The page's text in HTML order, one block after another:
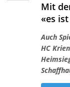
Mit
«es
Auch
HC